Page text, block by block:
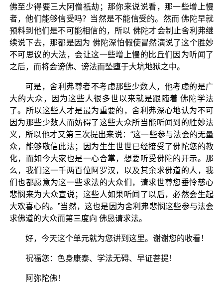
佛至少得要三大阿僧祇劫；那你来说说看，那一些增上慢
者，他们能够信受吗？当然是不能信受的。然而 佛陀早就
预料到他们是不可能相信的，所以 佛陀才会制止舍利弗继
续说下去，那都是因为 佛陀深怕假使冒然演说了这个胜妙
不可思议的大法，会让这一些增上慢的比丘们因为听闻了
之后，而将会谤佛、谤法而坠堕于大坑地狱之中。
可是，舍利弗尊者不考虑那些少数人，他考虑的是广
大的大众，因为这些人很多世以来就是跟随着 佛陀学法
了。所以这些人才是最为重要的，舍利弗深心地认为不可
因为那些少数人而妨碍了这些大众所当能听闻到的胜妙法
义，所以他才又第三次提出来说：“这一些参与法会的无量
众，能够敬信此法；因为生生世世已经接受了佛陀您的教
化，而如今大家也是一心合掌，想要听受佛陀的开示。那
么，我们这一千两百位阿罗汉，以及其余求佛道的人，我
们也都愿意为这一些求法的大众们，请求世尊您垂怜慈心
悲悯来为大众宣说；这些人如果听闻了以后，必然会生起
大欢喜心的。”当然，这也是因为舍利弗悲悯这些参与法会
求佛道的大众而第三度向 佛恳请求法。
好，今天这个单元就为您讲到这里。谢谢您的收看！
祝福您：色身康泰、学法无碍、早证菩提！
阿弥陀佛！